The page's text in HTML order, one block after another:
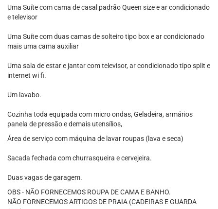
Uma Suíte com cama de casal padrão Queen size e ar condicionado
e televisor
Uma Suíte com duas camas de solteiro tipo box e ar condicionado
mais uma cama auxiliar
Uma sala de estar e jantar com televisor, ar condicionado tipo split e
internet wi fi.
Um lavabo.
Cozinha toda equipada com micro ondas, Geladeira, armários
panela de pressão e demais utensílios,
Área de serviço com máquina de lavar roupas (lava e seca)
Sacada fechada com churrasqueira e cervejeira.
Duas vagas de garagem.
OBS - NÃO FORNECEMOS ROUPA DE CAMA E BANHO.
NÃO FORNECEMOS ARTIGOS DE PRAIA (CADEIRAS E GUARDA